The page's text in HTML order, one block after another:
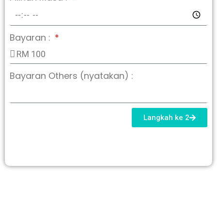
Bayaran :
Bayaran Others (nyatakan) :
Langkah ke 2